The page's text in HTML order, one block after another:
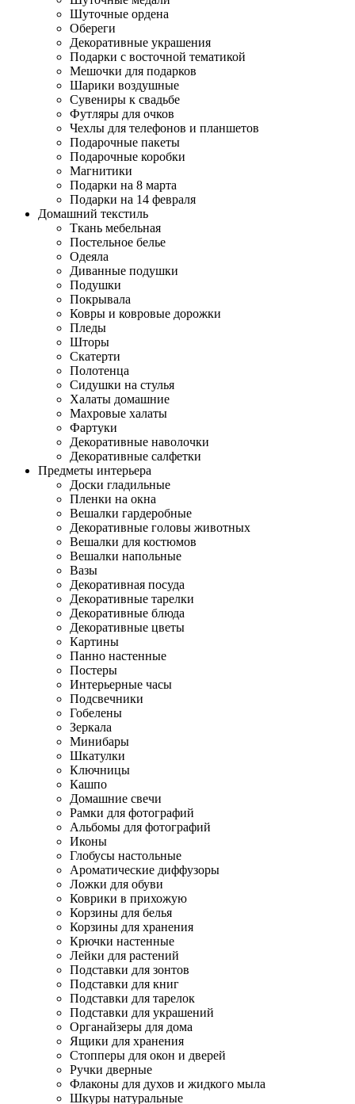
Шуточные ордена
Обереги
Декоративные украшения
Подарки с восточной тематикой
Мешочки для подарков
Шарики воздушные
Сувениры к свадьбе
Футляры для очков
Чехлы для телефонов и планшетов
Подарочные пакеты
Подарочные коробки
Магнитики
Подарки на 8 марта
Подарки на 14 февраля
Домашний текстиль
Ткань мебельная
Постельное белье
Одеяла
Диванные подушки
Подушки
Покрывала
Ковры и ковровые дорожки
Пледы
Шторы
Скатерти
Полотенца
Сидушки на стулья
Халаты домашние
Махровые халаты
Фартуки
Декоративные наволочки
Декоративные салфетки
Предметы интерьера
Доски гладильные
Пленки на окна
Вешалки гардеробные
Декоративные головы животных
Вешалки для костюмов
Вешалки напольные
Вазы
Декоративная посуда
Декоративные тарелки
Декоративные блюда
Декоративные цветы
Картины
Панно настенные
Постеры
Интерьерные часы
Подсвечники
Гобелены
Зеркала
Минибары
Шкатулки
Ключницы
Кашпо
Домашние свечи
Рамки для фотографий
Альбомы для фотографий
Иконы
Глобусы настольные
Ароматические диффузоры
Ложки для обуви
Коврики в прихожую
Корзины для белья
Корзины для хранения
Крючки настенные
Лейки для растений
Подставки для зонтов
Подставки для книг
Подставки для тарелок
Подставки для украшений
Органайзеры для дома
Ящики для хранения
Стопперы для окон и дверей
Ручки дверные
Флаконы для духов и жидкого мыла
Шкуры натуральные